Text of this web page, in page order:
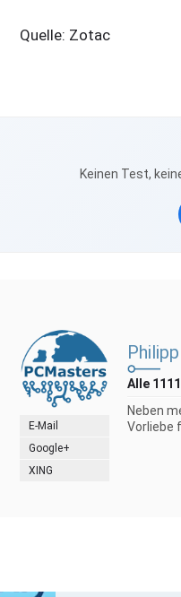
Quelle: Zotac
Keinen Test,
E-Mail
Google+
XING
Alle
Neben
Vorliebe